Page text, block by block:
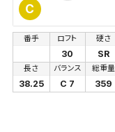
C
番手 ロフト
30
硬さ
SR
長さ
38.25
バランス
C 7
総重量
359